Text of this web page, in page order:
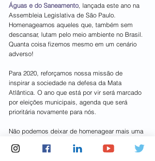
Águas e do Saneamento, lançada este ano na
Assembleia Legislativa de São Paulo.
Homenageamos aqueles que, também sem
descansar, lutam pelo meio ambiente no Brasil.
Quanta coisa fizemos mesmo em um cenário
adverso!
Para 2020, reforçamos nossa missão de
inspirar a sociedade na defesa da Mata
Atlântica. O ano que está por vir será marcado
por eleições municipais, agenda que será
prioritária novamente para nós.
Não podemos deixar de homenagear mais uma
nosso conselheiro e vice-presidente, Paulo